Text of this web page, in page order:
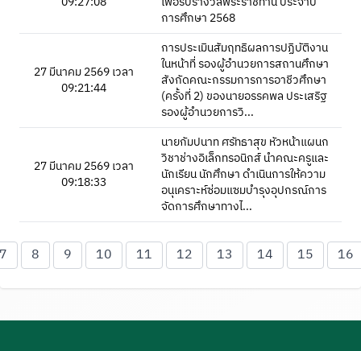
การศึกษา 2568
27 มีนาคม 2569 เวลา
09:21:44
การประเมินสัมฤทธิผลการปฏิบัติงาน
ในหน้าที่ รองผู้อำนวยการสถานศึกษา
สังกัดคณะกรรมการการอาชีวศึกษา
(ครั้งที่ 2) ของนายอรรคพล ประเสริฐ
รองผู้อำนวยการวิ...
27 มีนาคม 2569 เวลา
09:18:33
นายกัมปนาท ศรัทธาสุข หัวหน้าแผนก
วิชาช่างอิเล็กทรอนิกส์ นำคณะครูและ
นักเรียน นักศึกษา ดำเนินการให้ความ
อนุเคราะห์ซ่อมแซมบำรุงอุปกรณ์การ
จัดการศึกษาทางไ...
7 8 9 10 11 12 13 14 15 16